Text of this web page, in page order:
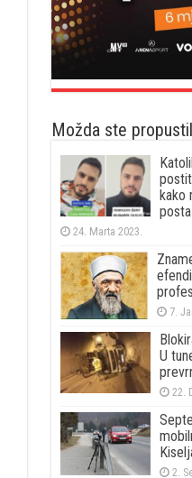
Možda ste
kako
24. Marta 2023.
7.
U
22.
2.